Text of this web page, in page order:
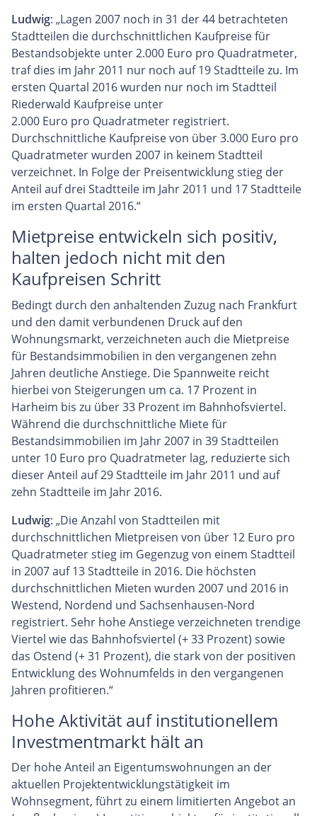
Ludwig: „Lagen 2007 noch in 31 der 44 betrachteten
Stadtteilen die durchschnittlichen Kaufpreise für
Bestandsobjekte unter 2.000 Euro pro Quadratmeter,
traf dies im Jahr 2011 nur noch auf 19 Stadtteile zu. Im
ersten Quartal 2016 wurden nur noch im Stadtteil
Riederwald Kaufpreise unter
2.000 Euro pro Quadratmeter registriert.
Durchschnittliche Kaufpreise von über 3.000 Euro pro
Quadratmeter wurden 2007 in keinem Stadtteil
verzeichnet. In Folge der Preisentwicklung stieg der
Anteil auf drei Stadtteile im Jahr 2011 und 17 Stadtteile
im ersten Quartal 2016.“
Mietpreise entwickeln sich positiv,
halten jedoch nicht mit den
Kaufpreisen Schritt
Bedingt durch den anhaltenden Zuzug nach Frankfurt
und den damit verbundenen Druck auf den
Wohnungsmarkt, verzeichneten auch die Mietpreise
für Bestandsimmobilien in den vergangenen zehn
Jahren deutliche Anstiege. Die Spannweite reicht
hierbei von Steigerungen um ca. 17 Prozent in
Harheim bis zu über 33 Prozent im Bahnhofsviertel.
Während die durchschnittliche Miete für
Bestandsimmobilien im Jahr 2007 in 39 Stadtteilen
unter 10 Euro pro Quadratmeter lag, reduzierte sich
dieser Anteil auf 29 Stadtteile im Jahr 2011 und auf
zehn Stadtteile im Jahr 2016.
Ludwig: „Die Anzahl von Stadtteilen mit
durchschnittlichen Mietpreisen von über 12 Euro pro
Quadratmeter stieg im Gegenzug von einem Stadtteil
in 2007 auf 13 Stadtteile in 2016. Die höchsten
durchschnittlichen Mieten wurden 2007 und 2016 in
Westend, Nordend und Sachsenhausen-Nord
registriert. Sehr hohe Anstiege verzeichneten trendige
Viertel wie das Bahnhofsviertel (+ 33 Prozent) sowie
das Ostend (+ 31 Prozent), die stark von der positiven
Entwicklung des Wohnumfelds in den vergangenen
Jahren profitieren.“
Hohe Aktivität auf institutionellem
Investmentmarkt hält an
Der hohe Anteil an Eigentumswohnungen an der
aktuellen Projektentwicklungstätigkeit im
Wohnsegment, führt zu einem limitierten Angebot an